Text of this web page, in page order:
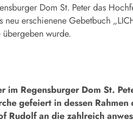
Dom St. Peter das
erschienene Gebetbuch
wurde.
im Regensburger Dom St.
gefeiert in dessen Rahmen
Rudolf an die zahlreich